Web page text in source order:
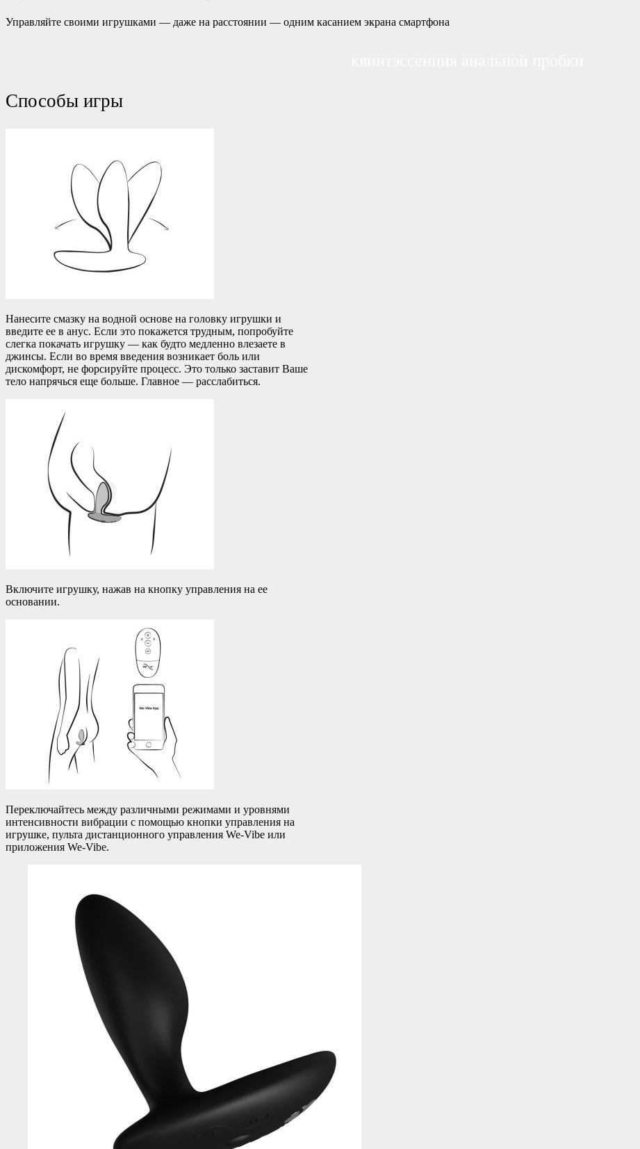
Управляйте своими игрушками — даже на расстоянии — одним касанием экрана смартфона
Способы игры
Нанесите смазку на водной основе на головку игрушки и
введите ее в анус. Если это покажется трудным, попробуйте
слегка покачать игрушку — как будто медленно влезаете в
джинсы. Если во время введения возникает боль или
дискомфорт, не форсируйте процесс. Это только заставит Ваше
тело напрячься еще больше. Главное — расслабиться.
Включите игрушку, нажав на кнопку управления на ее
основании.
Переключайтесь между различными режимами и уровнями
интенсивности вибрации с помощью кнопки управления на
игрушке, пульта дистанционного управления We-Vibe или
приложения We-Vibe.